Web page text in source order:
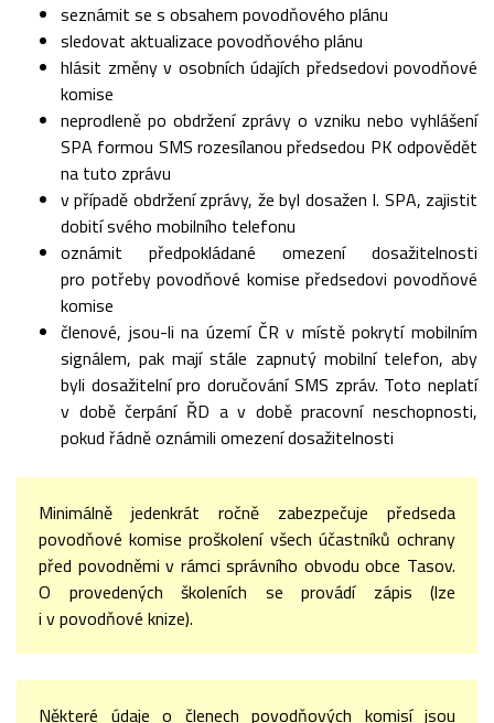
seznámit se s obsahem povodňového plánu
sledovat aktualizace povodňového plánu
hlásit změny v osobních údajích předsedovi povodňové
komise
neprodleně po obdržení zprávy o vzniku nebo vyhlášení
SPA formou SMS rozesílanou předsedou PK odpovědět
na tuto zprávu
v případě obdržení zprávy, že byl dosažen I. SPA, zajistit
dobití svého mobilního telefonu
oznámit předpokládané omezení dosažitelnosti
pro potřeby povodňové komise předsedovi povodňové
komise
členové, jsou-li na území ČR v místě pokrytí mobilním
signálem, pak mají stále zapnutý mobilní telefon, aby
byli dosažitelní pro doručování SMS zpráv. Toto neplatí
v době čerpání ŘD a v době pracovní neschopnosti,
pokud řádně oznámili omezení dosažitelnosti
Minimálně jedenkrát ročně zabezpečuje předseda
povodňové komise proškolení všech účastníků ochrany
před povodněmi v rámci správního obvodu obce Tasov.
O provedených školeních se provádí zápis (lze
i v povodňové knize).
Některé údaje o členech povodňových komisí jsou